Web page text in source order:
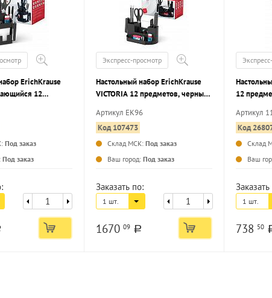
ErichKrause
12
Под заказ
Под заказ
Экспресс-просмотр
Настольный набор ErichKrause
VICTORIA 12 предметов, черный
Артикул EK96
Код 107473
Склад МСК: Под заказ
Ваш город: Под заказ
Заказать по:
1 шт.
1670 09 a
12
Артикул
Код
Склад
Ваш
1 шт.
738 50